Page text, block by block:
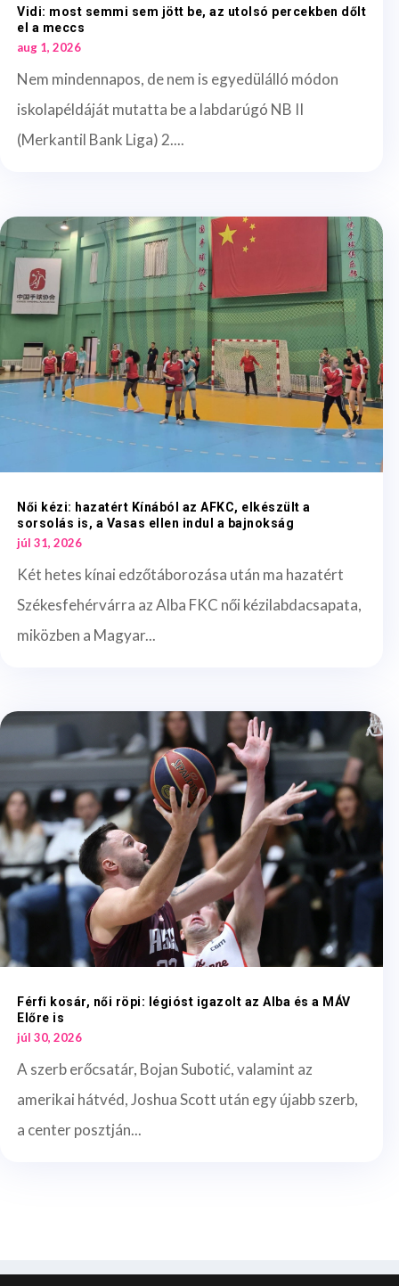
Vidi: most semmi sem jött be, az utolsó percekben dőlt
el a meccs
aug 1, 2026
Nem mindennapos, de nem is egyedülálló módon
iskolapéldáját mutatta be a labdarúgó NB II
(Merkantil Bank Liga) 2....
Női kézi: hazatért Kínából az AFKC, elkészült a
sorsolás is, a Vasas ellen indul a bajnokság
júl 31, 2026
Két hetes kínai edzőtáborozása után ma hazatért
Székesfehérvárra az Alba FKC női kézilabdacsapata,
miközben a Magyar...
Férfi kosár, női röpi: légióst igazolt az Alba és a MÁV
Előre is
júl 30, 2026
A szerb erőcsatár, Bojan Subotić, valamint az
amerikai hátvéd, Joshua Scott után egy újabb szerb,
a center posztján...